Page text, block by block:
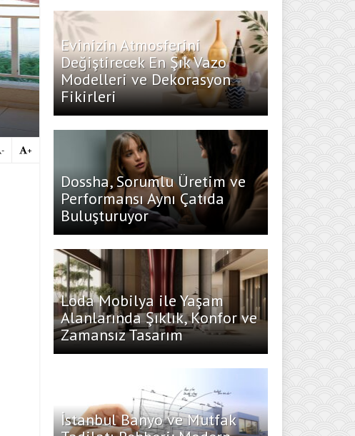
+
-
Evinizin Atmosferini
Değiştirecek En Şık Vazo
Modelleri ve Dekorasyon
Fikirleri
Dossha, Sorumlu Üretim ve
Performansı Aynı Çatıda
Buluşturuyor
Loda Mobilya ile Yaşam
Alanlarında Şıklık, Konfor ve
Zamansız Tasarım
İstanbul Banyo ve Mutfak